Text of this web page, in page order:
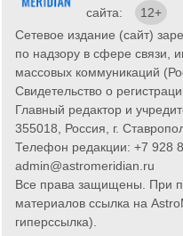
сайта:
12+
Сетевое издание (сайт)
по надзору в сфере связи,
массовых коммуникаций
Свидетельство о
Главный редактор и
355018, Россия, г.
Телефон редакции: +7 928
admin@astromeridian.ru
Все права защищены. При
материалов ссылка на
гиперссылка).